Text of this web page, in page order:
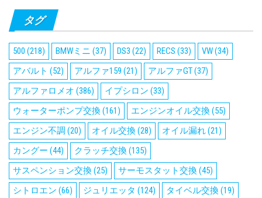
タグ
500 (218) BMWミニ (37) DS3 (22) RECS (33) VW(34)
アバルト (52) アルファ159 (21) アルファGT(37)
アルファロメオ (386) イプシロン (33)
ウォーターポンプ交換(161) エンジンオイル交換(55)
エンジン不調 (20) オイル交換(28) オイル漏れ(21)
カングー (44) クラッチ交換(135)
サスペンション交換(25) サーモスタット交換(45)
シトロエン (66) ジュリエッタ (124) タイベル交換(19)